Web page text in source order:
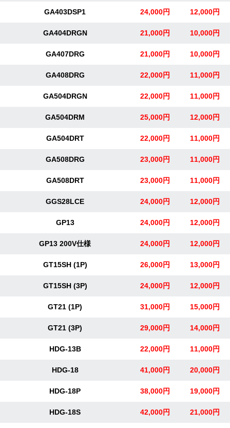
GA403DSP1 24,000円 12,000円
GA404DRGN 21,000円 10,000円
GA407DRG 21,000円 10,000円
GA408DRG 22,000円 11,000円
GA504DRGN 22,000円 11,000円
GA504DRM 25,000円 12,000円
GA504DRT 22,000円 11,000円
GA508DRG 23,000円 11,000円
GA508DRT 23,000円 11,000円
GGS28LCE 24,000円 12,000円
GP13 24,000円 12,000円
GP13 200V仕様 24,000円 12,000円
GT15SH (1P) 26,000円 13,000円
GT15SH (3P) 24,000円 12,000円
GT21 (1P) 31,000円 15,000円
GT21 (3P) 29,000円 14,000円
HDG-13B 22,000円 11,000円
HDG-18 41,000円 20,000円
HDG-18P 38,000円 19,000円
HDG-18S 42,000円 21,000円